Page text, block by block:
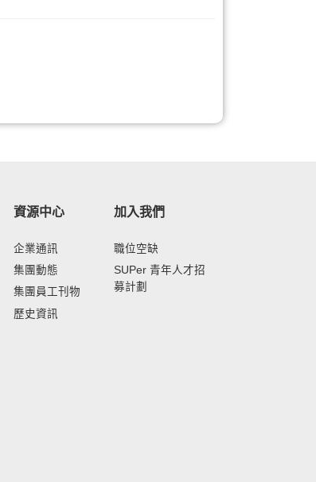
資源中心
企業通訊
集團動態
集團員工刊物
歷史資訊
加入我們
職位空缺
SUPer 青年人才招
募計劃